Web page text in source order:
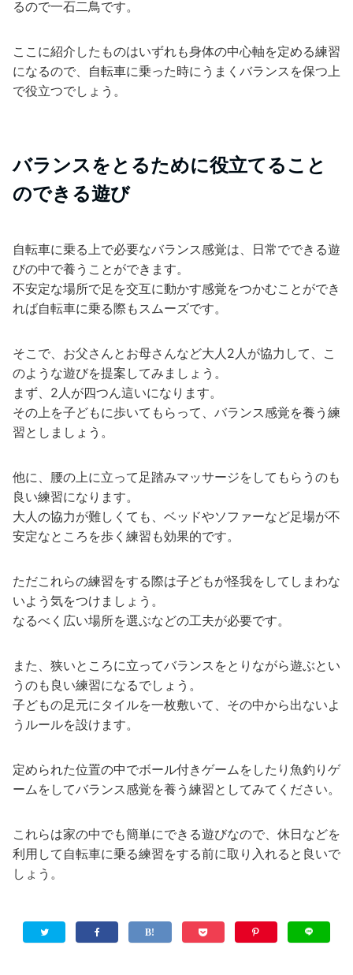
るので一石二鳥です。
ここに紹介したものはいずれも身体の中心軸を定める練習
になるので、自転車に乗った時にうまくバランスを保つ上
で役立つでしょう。
バランスをとるために役立てること
のできる遊び
自転車に乗る上で必要なバランス感覚は、日常でできる遊
びの中で養うことができます。
不安定な場所で足を交互に動かす感覚をつかむことができ
れば自転車に乗る際もスムーズです。
そこで、お父さんとお母さんなど大人2人が協力して、こ
のような遊びを提案してみましょう。
まず、2人が四つん這いになります。
その上を子どもに歩いてもらって、バランス感覚を養う練
習としましょう。
他に、腰の上に立って足踏みマッサージをしてもらうのも
良い練習になります。
大人の協力が難しくても、ベッドやソファーなど足場が不
安定なところを歩く練習も効果的です。
ただこれらの練習をする際は子どもが怪我をしてしまわな
いよう気をつけましょう。
なるべく広い場所を選ぶなどの工夫が必要です。
また、狭いところに立ってバランスをとりながら遊ぶとい
うのも良い練習になるでしょう。
子どもの足元にタイルを一枚敷いて、その中から出ないよ
うルールを設けます。
定められた位置の中でボール付きゲームをしたり魚釣りゲ
ームをしてバランス感覚を養う練習としてみてください。
これらは家の中でも簡単にできる遊びなので、休日などを
利用して自転車に乗る練習をする前に取り入れると良いで
しょう。